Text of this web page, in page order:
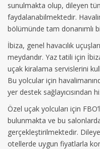
sunulmakta olup, dileyen
faydalanabilmektedir.
bölümünde tam donanımlı
İbiza, genel havacılık
meydandır. Yaz tatili için
uçak kiralama servislerini
Bu yolcular için
yer destek sağlayıcısından
Özel uçak yolcuları için
bulunmakta ve bu
gerçekleştirilmektedir.
otellerde uygun fiyatlarla